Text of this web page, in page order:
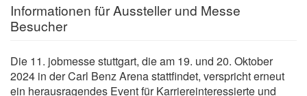
Informationen für Aussteller und Messe
Besucher
Die 11. jobmesse stuttgart, die am 19. und 20. Oktober
2024 in der Carl Benz Arena stattfindet, verspricht erneut
ein herausragendes Event für Karriereinteressierte und